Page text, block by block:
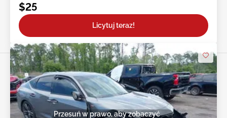
$25
Licytuj teraz!
Przesuń w prawo, aby zobaczyć